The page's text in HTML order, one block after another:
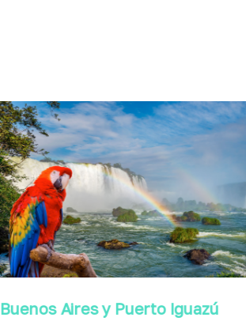
Buenos Aires y Puerto Iguazú